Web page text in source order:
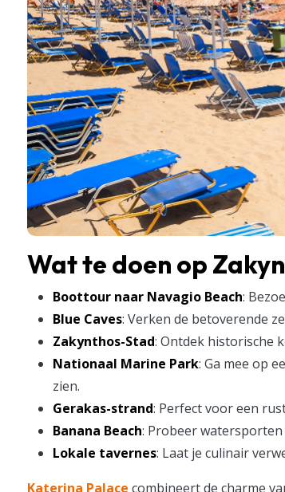
Wat te doen op
Boottour naar Navagio Beach:
Blue Caves: Verken de betoverende
Zakynthos-Stad: Ontdek historische
Nationaal Marine Park: Ga mee op
zien.
Gerakas-strand: Perfect voor een
Banana Beach: Probeer
Lokale tavernes: Laat je culinair
Katerina Palace combineert de charme